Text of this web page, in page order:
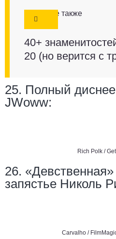
Смотрите также
40+
20 (но верится с
25. Полный
JWoww:
Rich Polk /
26.
запястье Николь
Carvalho /